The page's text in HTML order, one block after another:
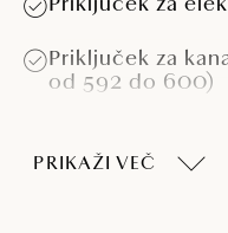
Priključek za
Priključek za
od 592 do 600)
Delno primerno
PRIKAŽI VEČ